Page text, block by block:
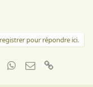
pour répondre ici.
TumblrWhatsApp
Email